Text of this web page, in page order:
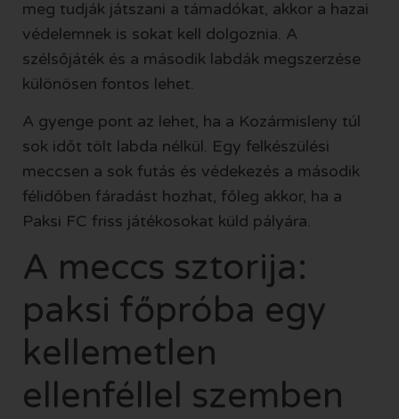
meg tudják játszani a támadókat, akkor a hazai
védelemnek is sokat kell dolgoznia. A
szélsőjáték és a második labdák megszerzése
különösen fontos lehet.
A gyenge pont az lehet, ha a Kozármisleny túl
sok időt tölt labda nélkül. Egy felkészülési
meccsen a sok futás és védekezés a második
félidőben fáradást hozhat, főleg akkor, ha a
Paksi FC friss játékosokat küld pályára.
A meccs sztorija:
paksi főpróba egy
kellemetlen
ellenféllel szemben